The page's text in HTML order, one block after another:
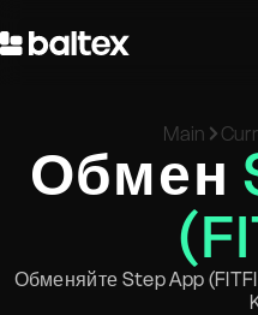
Main
Обмен
Обменяйте Step App